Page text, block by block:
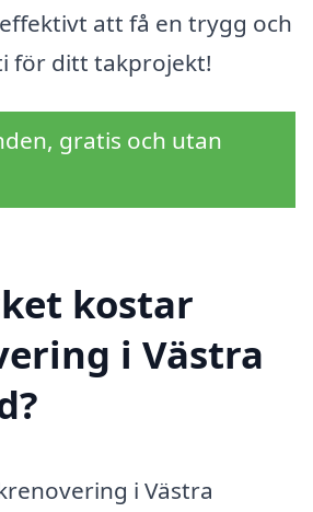
att få en trygg och
för ditt takprojekt!
gratis och utan
kostar
i Västra
i Västra